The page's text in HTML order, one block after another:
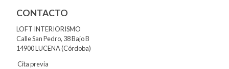
CONTACTO
LOFT INTERIORISMO
Calle San Pedro, 38 Bajo B
14900 LUCENA (Córdoba)
Cita previa